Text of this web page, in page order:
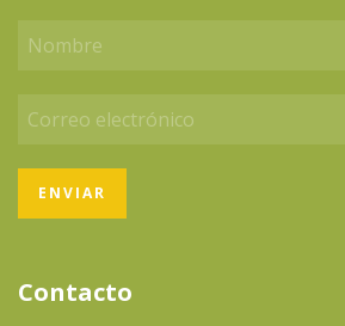
Contacto